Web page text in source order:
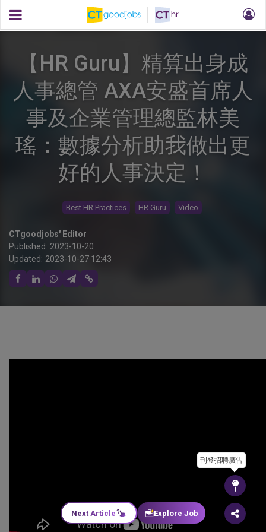
【HR Guru】精算出身成
人事總管 AXA安盛首席人
事及企業管理總監林美
瑤：數據分析助我做出更
好的人事決定！
Best HR Practices HR Guru Video
CTgoodjobs' Editor
Published: 2023-10-20
Updated: 2023-10-27 12:43
刊登招聘廣告
Next Article Explore Job